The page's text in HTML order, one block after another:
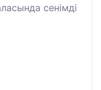
сенімді